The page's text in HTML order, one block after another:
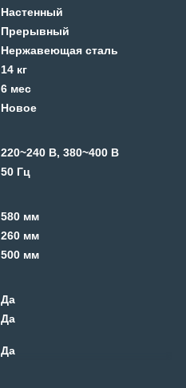
Настенный
Прерывный
Нержавеющая сталь
14 кг
6 мес
Новое
220~240 В, 380~400 В
50 Гц
580 мм
260 мм
500 мм
Да
Да
Да